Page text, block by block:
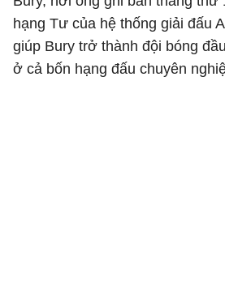
hạng Tư của hệ thống giải đấu
giúp Bury trở thành đội bóng
ở cả bốn hạng đấu chuyên